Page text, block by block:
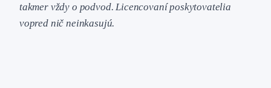
takmer vždy o podvod. Licencovaní poskytovatelia
vopred nič neinkasujú.